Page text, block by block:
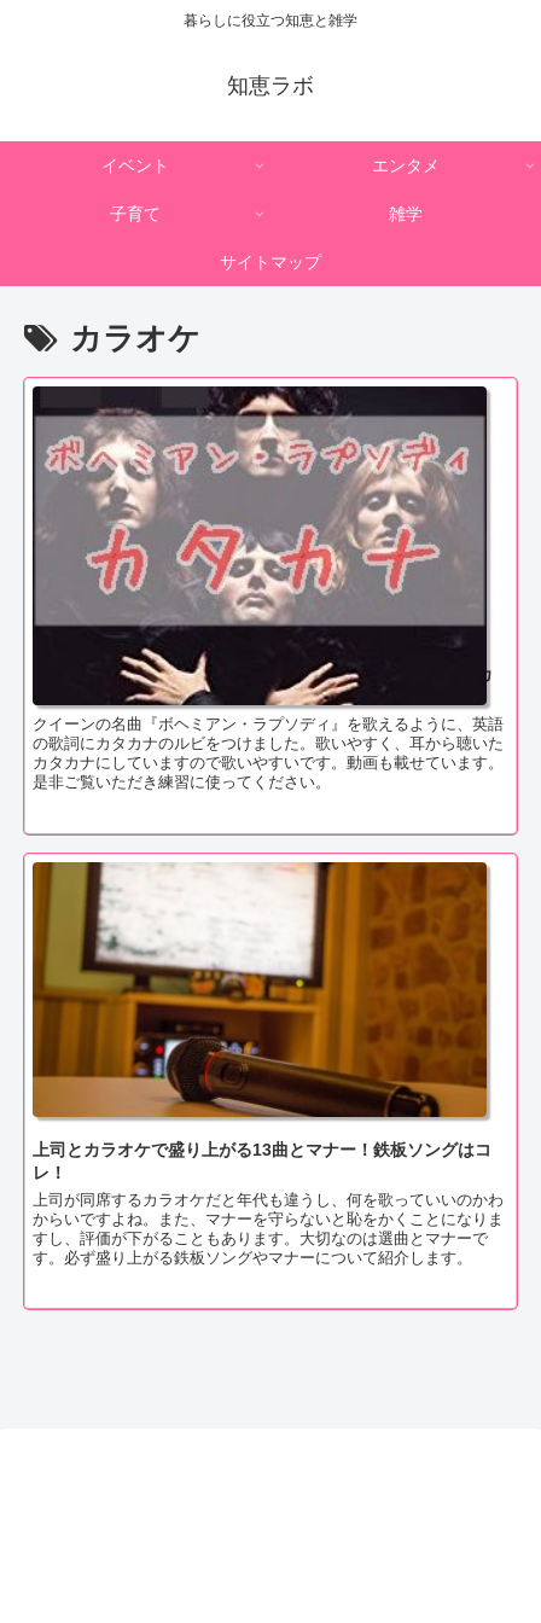
暮らしに役立つ知恵と雑学
知恵ラボ
イベント エンタメ
子育て 雑学
サイトマップ
カラオケ
ボヘミアン・ラプソディ（Bohemian Rhapsody）歌詞のカ
タカナ
クイーンの名曲『ボヘミアン・ラプソディ』を歌えるように、英語
の歌詞にカタカナのルビをつけました。歌いやすく、耳から聴いた
カタカナにしていますので歌いやすいです。動画も載せています。
是非ご覧いただき練習に使ってください。
上司とカラオケで盛り上がる13曲とマナー！鉄板ソングはコ
レ！
上司が同席するカラオケだと年代も違うし、何を歌っていいのかわ
からいですよね。また、マナーを守らないと恥をかくことになりま
すし、評価が下がることもあります。大切なのは選曲とマナーで
す。必ず盛り上がる鉄板ソングやマナーについて紹介します。